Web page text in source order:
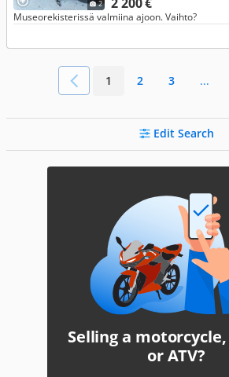
2
Museorekisterissä valmiina ajoon. Vaihto?
1 2 3 ...
Edit Search
Selling a
or ATV?